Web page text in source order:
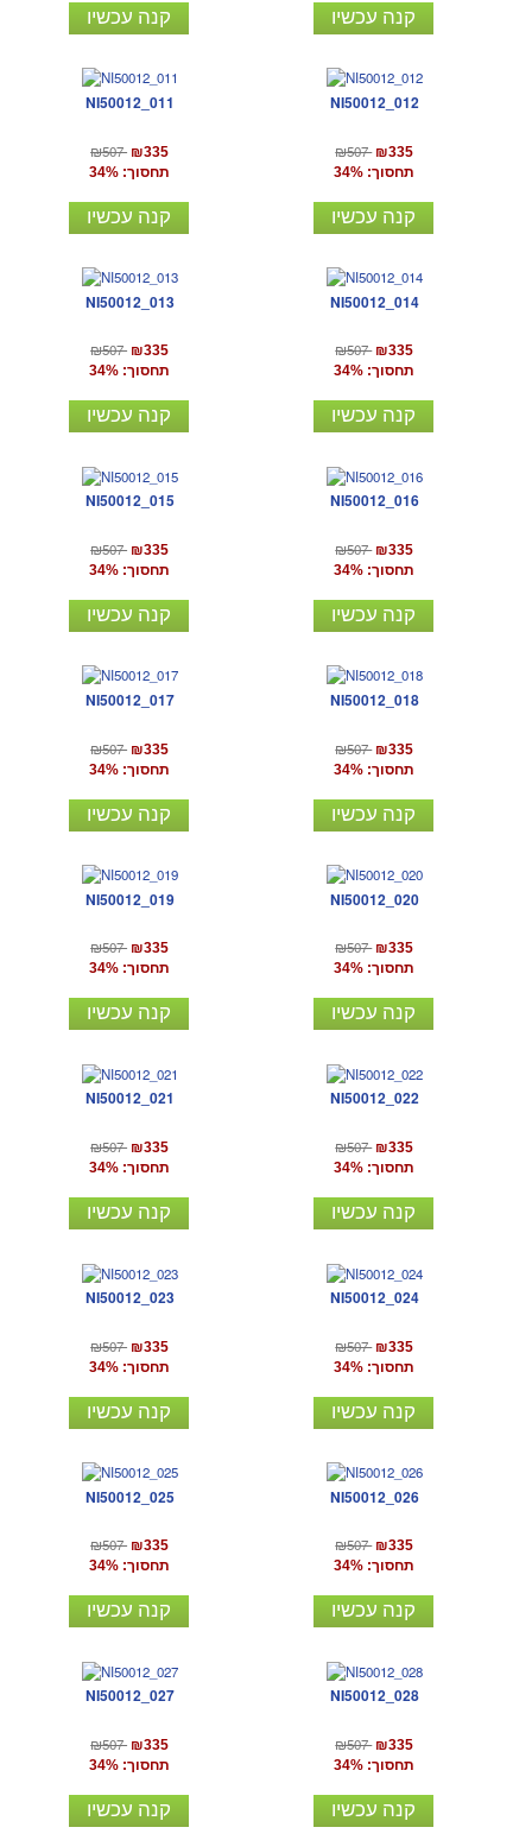
קנה עכשיו קנה עכשיו
NI50012_011
₪507 ₪335
תחסוך: 34%
קנה עכשיו
NI50012_012
₪507 ₪335
תחסוך: 34%
קנה עכשיו
NI50012_013
₪507 ₪335
תחסוך: 34%
קנה עכשיו
NI50012_014
₪507 ₪335
תחסוך: 34%
קנה עכשיו
NI50012_015
₪507 ₪335
תחסוך: 34%
קנה עכשיו
NI50012_016
₪507 ₪335
תחסוך: 34%
קנה עכשיו
NI50012_017
₪507 ₪335
תחסוך: 34%
קנה עכשיו
NI50012_018
₪507 ₪335
תחסוך: 34%
קנה עכשיו
NI50012_019
₪507 ₪335
תחסוך: 34%
קנה עכשיו
NI50012_020
₪507 ₪335
תחסוך: 34%
קנה עכשיו
NI50012_021
₪507 ₪335
תחסוך: 34%
קנה עכשיו
NI50012_022
₪507 ₪335
תחסוך: 34%
קנה עכשיו
NI50012_023
₪507 ₪335
תחסוך: 34%
קנה עכשיו
NI50012_024
₪507 ₪335
תחסוך: 34%
קנה עכשיו
NI50012_025
₪507 ₪335
תחסוך: 34%
קנה עכשיו
NI50012_026
₪507 ₪335
תחסוך: 34%
קנה עכשיו
NI50012_027
₪507 ₪335
תחסוך: 34%
קנה עכשיו
NI50012_028
₪507 ₪335
תחסוך: 34%
קנה עכשיו